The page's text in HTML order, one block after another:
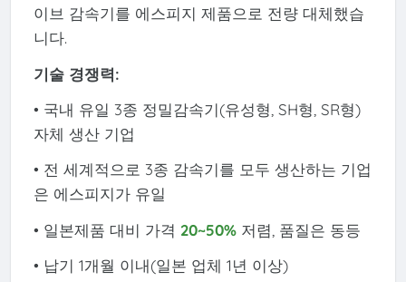
이브 감속기를 에스피지 제품으로 전량 대체했습
니다.
기술 경쟁력:
• 국내 유일 3종 정밀감속기(유성형, SH형, SR형)
자체 생산 기업
• 전 세계적으로 3종 감속기를 모두 생산하는 기업
은 에스피지가 유일
• 일본제품 대비 가격 20~50%저렴, 품질은 동등
• 납기 1개월 이내(일본 업체 1년 이상)